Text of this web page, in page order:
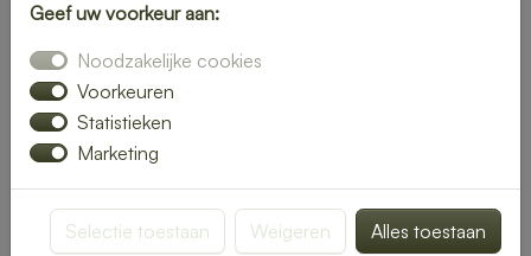
Geef uw voorkeur aan:
Noodzakelijke cookies
Voorkeuren
Statistieken
Marketing
Selectie toestaan Weigeren Alles toestaan